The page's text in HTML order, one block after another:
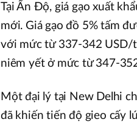
Tại Ấn Độ, giá gạo xuất
mới. Giá gạo đồ 5% tấm
với mức từ 337-342 USD/
niêm yết ở mức từ 347-
Một đại lý tại New Delhi
đã khiến tiến độ gieo cấy